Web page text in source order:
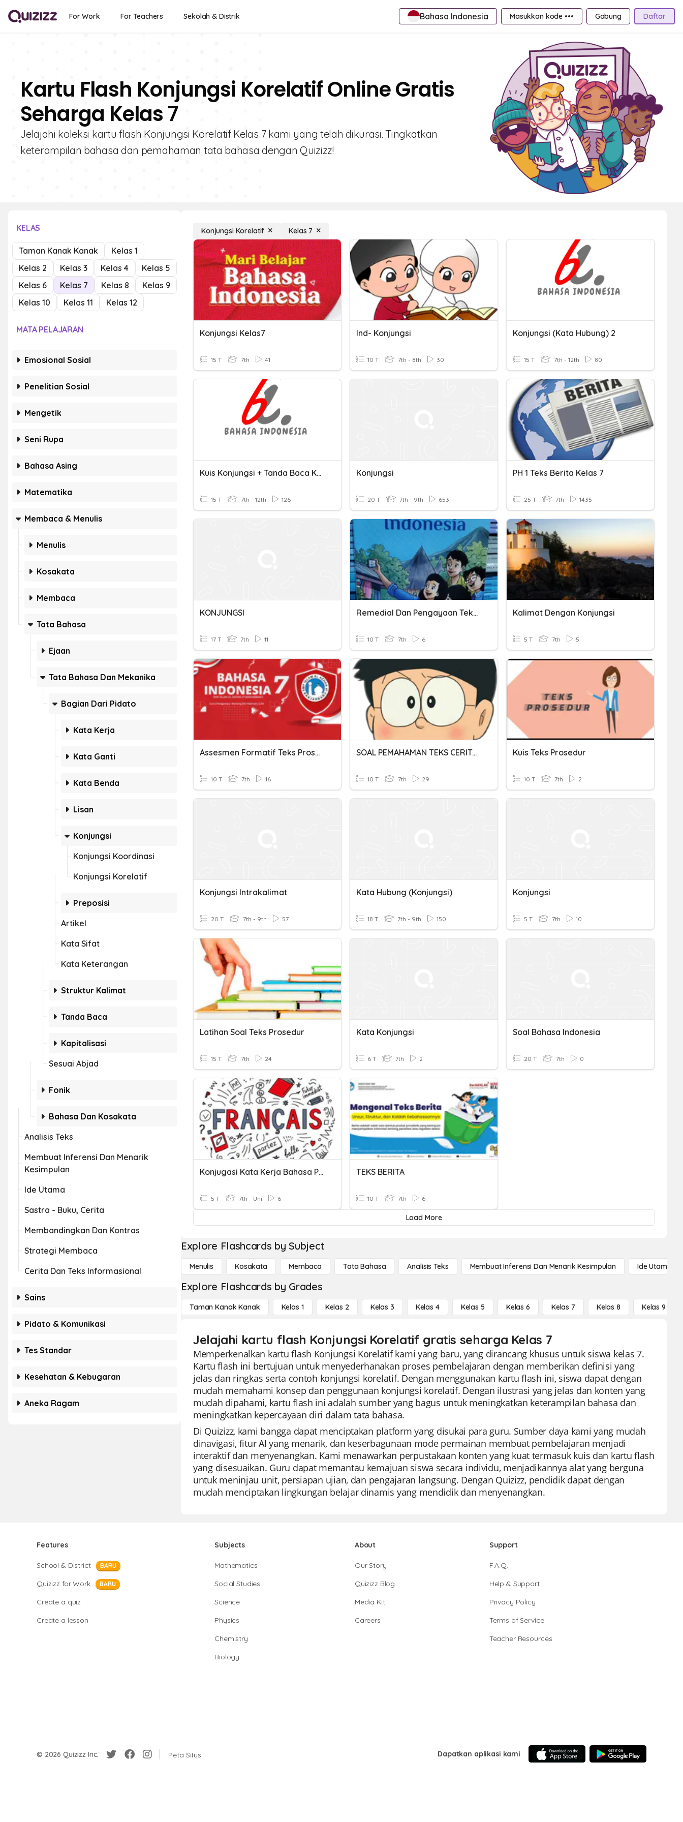
For Work For Teachers Sekolah & Distrik Bahasa Indonesia Masukkan kode ••• Gabung Daftar
Kartu Flash Konjungsi Korelatif Online Gratis
Seharga Kelas 7
Jelajahi koleksi kartu flash Konjungsi Korelatif Kelas 7 kami yang telah dikurasi. Tingkatkan
keterampilan bahasa dan pemahaman tata bahasa dengan Quizizz!
KELAS
Taman Kanak Kanak
Kelas 1
Kelas 2
Kelas 3 Kelas 4
Kelas 5
Kelas 6
Kelas 7 Kelas 8
Kelas 9
Kelas 10
Kelas 11 Kelas 12
MATA PELAJARAN
Emosional Sosial
Penelitian Sosial
Mengetik
Seni Rupa
Bahasa Asing
Matematika
Membaca & Menulis
Menulis
Kosakata
Membaca
Tata Bahasa
Ejaan
Tata Bahasa Dan Mekanika
Bagian Dari Pidato
Kata Kerja
Kata Ganti
Kata Benda
Lisan
Konjungsi
Konjungsi Koordinasi
Konjungsi Korelatif
Preposisi
Artikel
Kata Sifat
Kata Keterangan
Struktur Kalimat
Tanda Baca
Kapitalisasi
Sesuai Abjad
Fonik
Bahasa Dan Kosakata
Analisis Teks
Membuat Inferensi Dan Menarik
Kesimpulan
Ide Utama
Sastra - Buku, Cerita
Membandingkan Dan Kontras
Strategi Membaca
Cerita Dan Teks Informasional
Sains
Pidato & Komunikasi
Tes Standar
Kesehatan & Kebugaran
Aneka Ragam
Konjungsi Korelatif Kelas 7
Konjungsi Kelas7
15 T 7th 41
Ind- Konjungsi
10 T 7th - 8th 30
Konjungsi (Kata Hubung) 2
15 T 7th - 12th 80
Kuis Konjungsi + Tanda Baca Koma (,)
15 T 7th - 12th 126
Konjungsi
20 T 7th - 9th 653
PH 1 Teks Berita Kelas 7
25 T 7th 1435
KONJUNGSI
17 T 7th 11
Remedial Dan Pengayaan Teks Berita Kelas 7
10 T 7th 6
Kalimat Dengan Konjungsi
5 T 7th 5
Assesmen Formatif Teks Prosedur (Kata Adverbia Dan Konjungsi)
10 T 7th 16
SOAL PEMAHAMAN TEKS CERITA FANTASI
10 T 7th 29
Kuis Teks Prosedur
10 T 7th 2
Konjungsi Intrakalimat
20 T 7th - 9th 57
Kata Hubung (Konjungsi)
18 T 7th - 9th 150
Konjungsi
5 T 7th 10
Latihan Soal Teks Prosedur
15 T 7th 24
Kata Konjungsi
6 T 7th 2
Soal Bahasa Indonesia
20 T 7th 0
Konjugasi Kata Kerja Bahasa Prancis
5 T 7th - Uni 6
TEKS BERITA
10 T 7th 6
Load More
Explore Flashcards by Subject
Menulis Kosakata Membaca Tata Bahasa Analisis Teks Membuat Inferensi Dan Menarik Kesimpulan Ide Utama
Explore Flashcards by Grades
Taman Kanak Kanak Kelas 1 Kelas 2 Kelas 3 Kelas 4 Kelas 5 Kelas 6 Kelas 7 Kelas 8 Kelas 9
Jelajahi kartu flash Konjungsi Korelatif gratis seharga Kelas 7
Memperkenalkan kartu flash Konjungsi Korelatif kami yang baru, yang dirancang khusus untuk siswa kelas 7.
Kartu flash ini bertujuan untuk menyederhanakan proses pembelajaran dengan memberikan definisi yang
jelas dan ringkas serta contoh konjungsi korelatif. Dengan menggunakan kartu flash ini, siswa dapat dengan
mudah memahami konsep dan penggunaan konjungsi korelatif. Dengan ilustrasi yang jelas dan konten yang
mudah dipahami, kartu flash ini adalah sumber yang bagus untuk meningkatkan keterampilan bahasa dan
meningkatkan kepercayaan diri dalam tata bahasa.
Di Quizizz, kami bangga dapat menciptakan platform yang disukai para guru. Sumber daya kami yang mudah
dinavigasi, fitur AI yang menarik, dan keserbagunaan mode permainan membuat pembelajaran menjadi
interaktif dan menyenangkan. Kami menawarkan perpustakaan konten yang kuat termasuk kuis dan kartu flash
yang disesuaikan. Guru dapat memantau kemajuan siswa secara individu, menjadikannya alat yang berguna
untuk meninjau unit, persiapan ujian, dan pengajaran langsung. Dengan Quizizz, pendidik dapat dengan
mudah menciptakan lingkungan belajar dinamis yang mendidik dan menyenangkan.
Features
School & District BARU
Quizizz for Work BARU
Create a quiz
Create a lesson
Subjects
Mathematics
Social Studies
Science
Physics
Chemistry
Biology
About
Our Story
Quizizz Blog
Media Kit
Careers
Support
F.A.Q.
Help & Support
Privacy Policy
Terms of Service
Teacher Resources
© 2026 Quizizz Inc. Peta Situs Dapatkan aplikasi kami